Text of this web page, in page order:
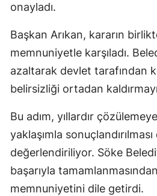
onayladı.
Başkan Arıkan, kararın
memnuniyetle karşıladı.
azaltarak devlet tarafından
belirsizliği ortadan
Bu adım, yıllardır
yaklaşımla
değerlendiriliyor. Söke
başarıyla
memnuniyetini dile getirdi.